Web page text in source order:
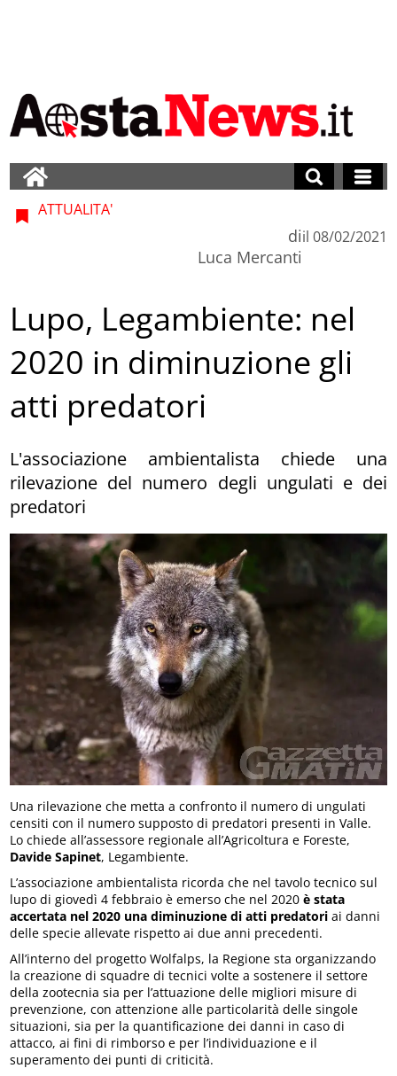
ATTUALITA'
di
Luca Mercanti
il 08/02/2021
Lupo, Legambiente: nel
2020 in diminuzione gli
atti predatori
L'associazione ambientalista chiede una
rilevazione del numero degli ungulati e dei
predatori
Una rilevazione che metta a confronto il numero di ungulati
censiti con il numero supposto di predatori presenti in Valle.
Lo chiede all’assessore regionale all’Agricoltura e Foreste,
Davide Sapinet, Legambiente.
L’associazione ambientalista ricorda che nel tavolo tecnico sul
lupo di giovedì 4 febbraio è emerso che nel 2020è stata
accertata nel 2020 una diminuzione di atti predatoriai danni
delle specie allevate rispetto ai due anni precedenti.
All’interno del progetto Wolfalps, la Regione sta organizzando
la creazione di squadre di tecnici volte a sostenere il settore
della zootecnia sia per l’attuazione delle migliori misure di
prevenzione, con attenzione alle particolarità delle singole
situazioni, sia per la quantificazione dei danni in caso di
attacco, ai fini di rimborso e per l’individuazione e il
superamento dei punti di criticità.